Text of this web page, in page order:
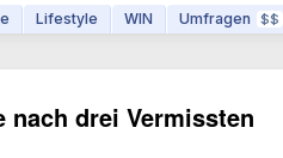
Lifestyle WIN Umfragen $$
nach drei Vermissten